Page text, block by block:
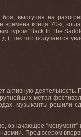
выступая на
времена конца 70-х,
туром "Back In The
так что получается
активную деятельность.
метал-
музыканты решили
означающее
Продюсером